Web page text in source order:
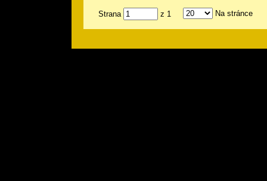
Strana z 1 Na stránce